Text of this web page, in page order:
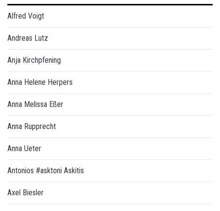
Alfred Voigt
Andreas Lutz
Anja Kirchpfening
Anna Helene Herpers
Anna Melissa Eßer
Anna Rupprecht
Anna Ueter
Antonios #asktoni Askitis
Axel Biesler